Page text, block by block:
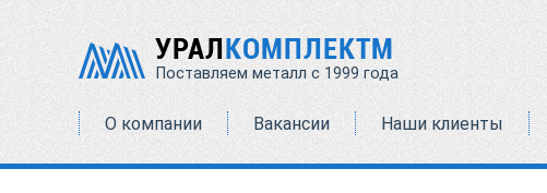
УРАЛКОМПЛЕКТМ
Поставляем металл с 1999 года
О компании Вакансии Наши клиенты